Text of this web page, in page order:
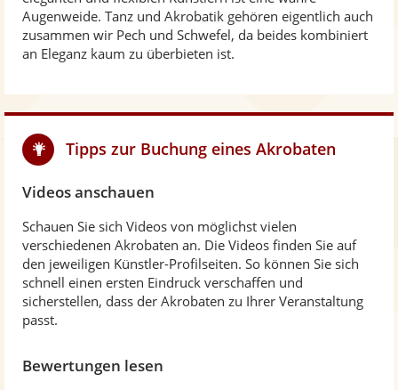
Augenweide. Tanz und Akrobatik gehören eigentlich auch
zusammen wir Pech und Schwefel, da beides kombiniert
an Eleganz kaum zu überbieten ist.
Tipps zur Buchung eines Akrobaten
Videos anschauen
Schauen Sie sich Videos von möglichst vielen
verschiedenen Akrobaten an. Die Videos finden Sie auf
den jeweiligen Künstler-Profilseiten. So können Sie sich
schnell einen ersten Eindruck verschaffen und
sicherstellen, dass der Akrobaten zu Ihrer Veranstaltung
passt.
Bewertungen lesen